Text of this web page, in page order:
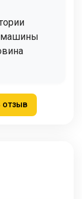
машины
отзыв